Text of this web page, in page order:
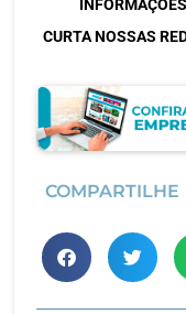
CURTA NOSSAS
COMPARTILHE